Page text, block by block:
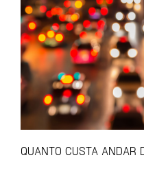
QUANTO CUSTA ANDAR